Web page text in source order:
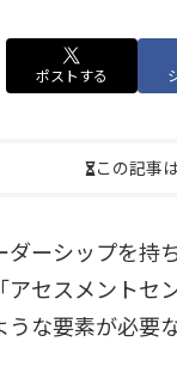
ポストする
この記事
ーシップを持
セスメントセ
な要素が必要